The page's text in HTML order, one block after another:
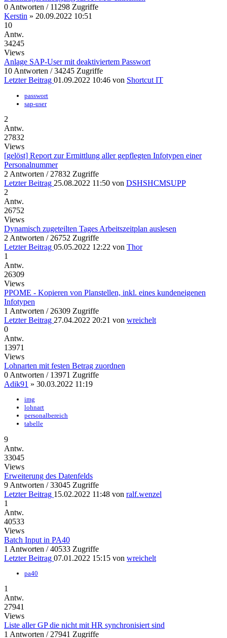
0 Antworten / 11298 Zugriffe
Kerstin » 20.09.2022 10:51
10
Antw.
34245
Views
Anlage SAP-User mit deaktiviertem Passwort
10 Antworten / 34245 Zugriffe
Letzter Beitrag 01.09.2022 10:46 von Shortcut IT
passwort
sap-user
2
Antw.
27832
Views
[gelöst] Report zur Ermittlung aller gepflegten Infotypen einer
Personalnummer
2 Antworten / 27832 Zugriffe
Letzter Beitrag 25.08.2022 11:50 von DSHSHCMSUPP
2
Antw.
26752
Views
Dynamisch zugeteilten Tages Arbeitszeitplan auslesen
2 Antworten / 26752 Zugriffe
Letzter Beitrag 05.05.2022 12:22 von Thor
1
Antw.
26309
Views
PPOME - Kopieren von Planstellen, inkl. eines kundeneigenen
Infotypen
1 Antworten / 26309 Zugriffe
Letzter Beitrag 27.04.2022 20:21 von wreichelt
0
Antw.
13971
Views
Lohnarten mit festen Betrag zuordnen
0 Antworten / 13971 Zugriffe
Adik91 » 30.03.2022 11:19
img
lohnart
personalbereich
tabelle
9
Antw.
33045
Views
Erweiterung des Datenfelds
9 Antworten / 33045 Zugriffe
Letzter Beitrag 15.02.2022 11:48 von ralf.wenzel
1
Antw.
40533
Views
Batch Input in PA40
1 Antworten / 40533 Zugriffe
Letzter Beitrag 07.01.2022 15:15 von wreichelt
pa40
1
Antw.
27941
Views
Liste aller GP die nicht mit HR synchronisiert sind
1 Antworten / 27941 Zugriffe